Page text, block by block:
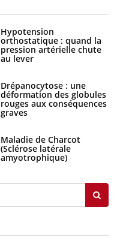
Hypotension
orthostatique : quand la
pression artérielle chute
au lever
Drépanocytose : une
déformation des globules
rouges aux conséquences
graves
Maladie de Charcot
(Sclérose latérale
amyotrophique)